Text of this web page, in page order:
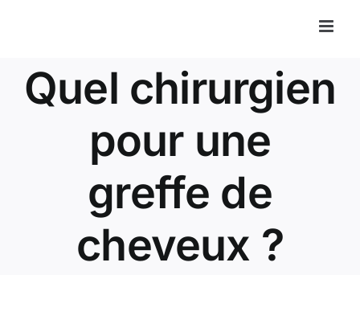
Quel chirurgien
pour une
greffe de
cheveux ?